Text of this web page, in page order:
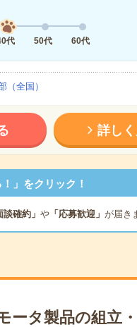
代 50代 60代
全国）
詳し
」をクリック！
談確約」 や「応募歓迎」 が届き
ータ製品の組立